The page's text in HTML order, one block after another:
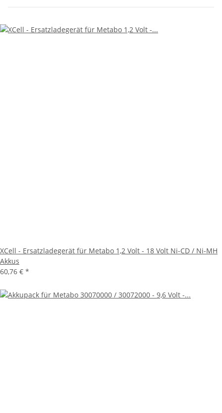
XCell - Ersatzladegerät für Metabo 1,2 Volt - 18 Volt Ni-CD / Ni-MH
Akkus
60,76 € *